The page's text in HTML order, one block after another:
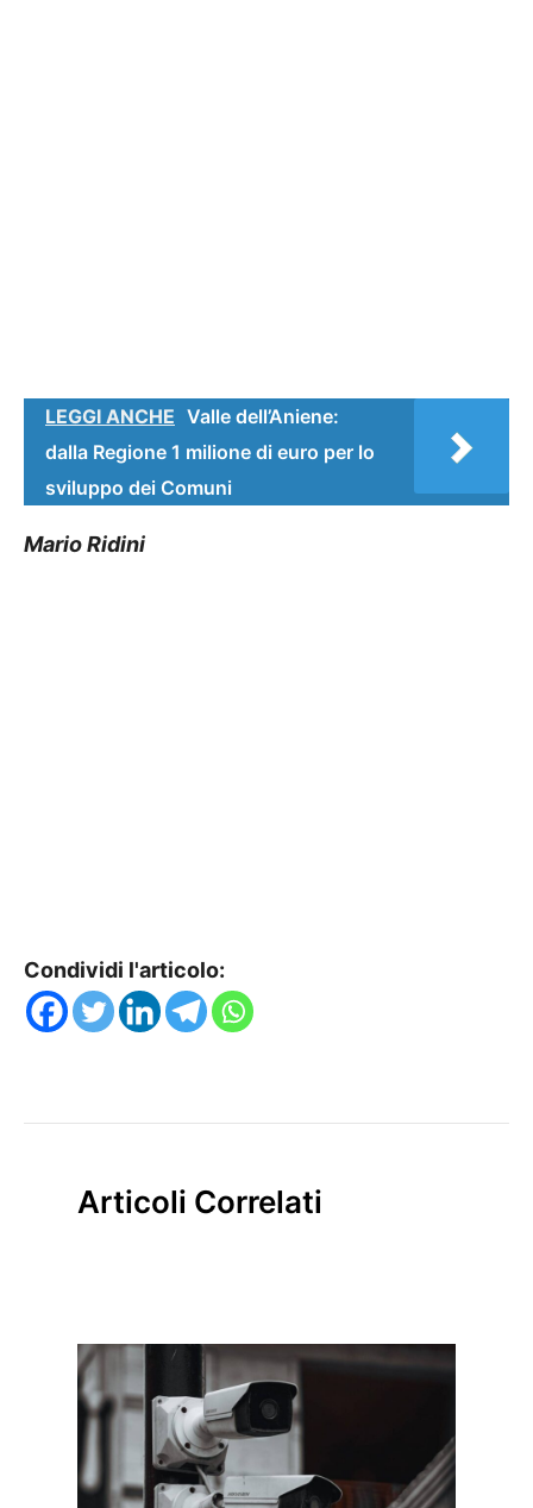
LEGGI ANCHE Valle dell’Aniene:
dalla Regione 1 milione di euro per lo
sviluppo dei Comuni
Mario Ridini
Condividi l'articolo:
Articoli Correlati